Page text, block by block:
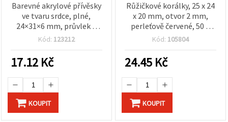
Barevné akrylové přívěsky
ve tvaru srdce, plné,
24×31×6 mm, průvlek 3
mm, 28 ks – pro výrobu
Kód: 123212
17.12 Kč
KOUPIT
Růžičkové korálky, 25 x 24
x 20 mm, otvor 2 mm,
perleťově červené, 50 g
(~10 ks)
Kód: 105804
24.45 Kč
KOUPIT